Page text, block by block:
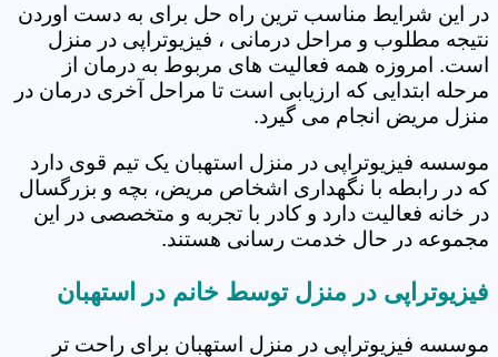
در این شرایط مناسب ترین راه حل برای به دست اوردن
نتیجه مطلوب و مراحل درمانی ، فیزیوتراپی در منزل
است. امروزه همه فعالیت های مربوط به درمان از
مرحله ابتدایی که ارزیابی است تا مراحل آخری درمان در
منزل مریض انجام می گیرد.
موسسه فیزیوتراپی در منزل استهبان یک تیم قوی دارد
که در رابطه با نگهداری اشخاص مریض، بچه و بزرگسال
در خانه فعالیت دارد و کادر با تجربه و متخصصی در این
مجموعه در حال خدمت رسانی هستند.
فیزیوتراپی در منزل توسط خانم در استهبان
موسسه فیزیوتراپی در منزل استهبان برای راحت تر